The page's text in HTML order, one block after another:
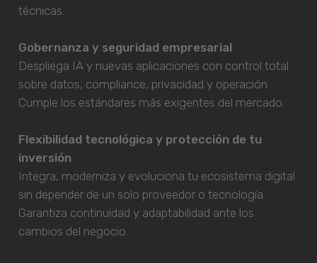
técnicas.
Gobernanza y seguridad empresarial
Despliega IA y nuevas aplicaciones con control total
sobre datos, compliance, privacidad y operación.
Cumple los estándares más exigentes del mercado.
Flexibilidad tecnológica y protección de tu
inversión
Integra, moderniza y evoluciona tu ecosistema digital
sin depender de un solo proveedor o tecnología.
Garantiza continuidad y adaptabilidad ante los
cambios del negocio.